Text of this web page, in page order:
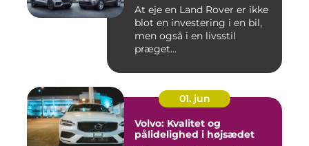
At eje en Land Rover er ikke
blot en investering i en bil,
men også i en livsstil
præget...
01. jun
Volvo: Kvalitet og
pålidelighed i højsædet